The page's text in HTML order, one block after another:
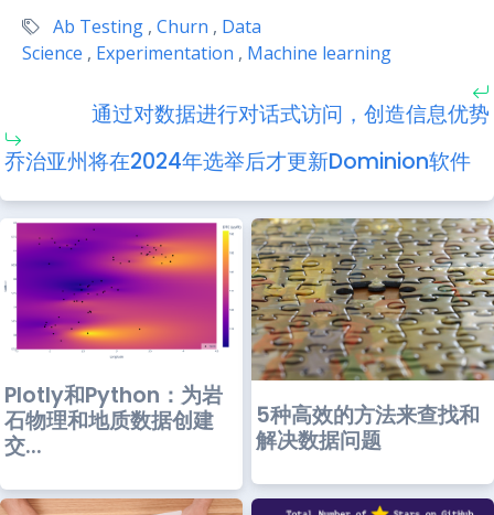
Ab Testing , Churn , Data
Science , Experimentation , Machine learning
通过对数据进行对话式访问，创造信息优势
乔治亚州将在2024年选举后才更新Dominion软件
Plotly和Python：为岩
石物理和地质数据创建
交...
5种高效的方法来查找和
解决数据问题